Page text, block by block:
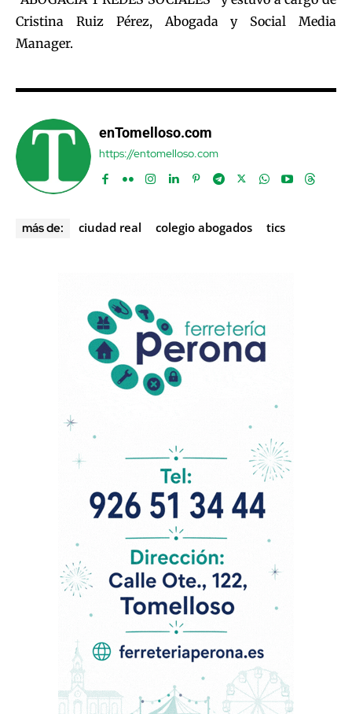
Cristina Ruiz Pérez, Abogada y Social Media
Manager.
enTomelloso.com
https://entomelloso.com
más de: ciudad real colegio abogados tics